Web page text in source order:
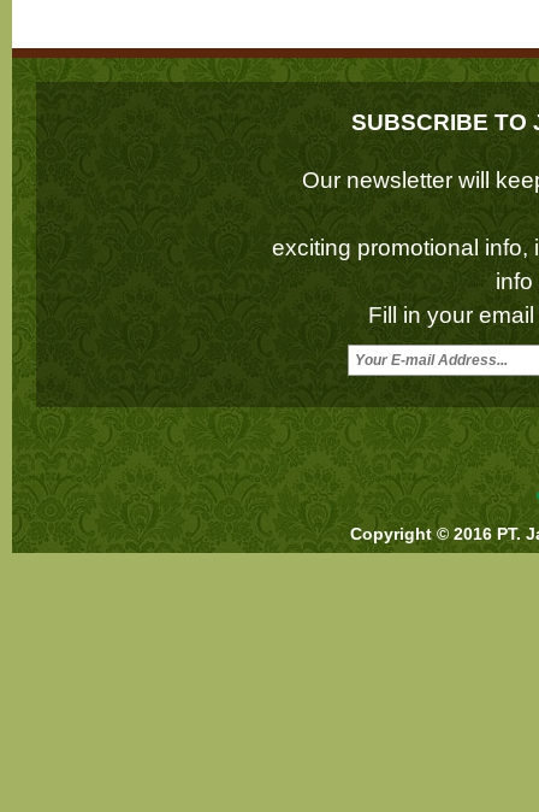
SUBSCRIBE TO
Our newsletter will
exciting promotional info,
info
Fill in your
Copyright © 2016 PT.